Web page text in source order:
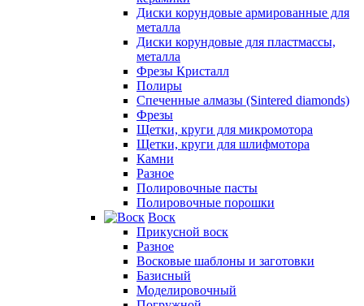
Диски корундовые армированные для
металла
Диски корундовые для пластмассы,
металла
Фрезы Кристалл
Полиры
Спеченные алмазы (Sintered diamonds)
Фрезы
Щетки, круги для микромотора
Щетки, круги для шлифмотора
Камни
Разное
Полировочные пасты
Полировочные порошки
Воск
Прикусной воск
Разное
Восковые шаблоны и заготовки
Базисный
Моделировочный